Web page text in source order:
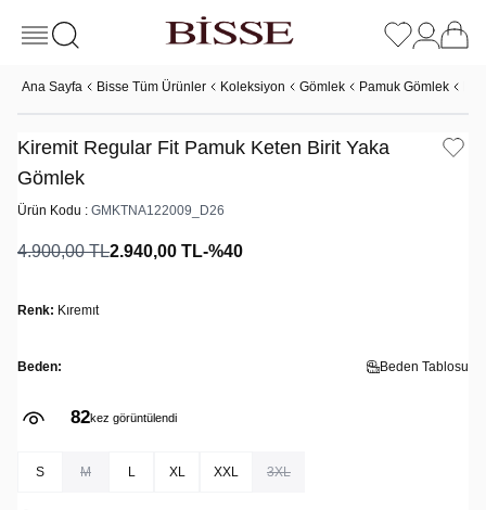
Ana Sayfa Bisse Tüm Ürünler Koleksiyon Gömlek Pamuk Gömlek
Kiremit Regular Fit Pamuk Keten Birit Yaka
Gömlek
Ürün Kodu : GMKTNA122009_D26
4.900,00TL2.940,00 TL-%40
Renk: Kıremıt
Beden: Beden Tablosu
82kez görüntülendi
S M L XL XXL 3XL